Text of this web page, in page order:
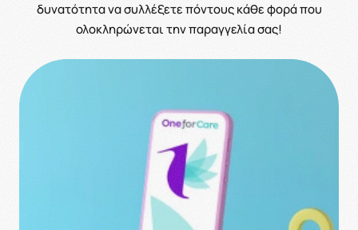
δυνατότητα να συλλέξετε πόντους κάθε φορά που
ολοκληρώνεται την παραγγελία σας!